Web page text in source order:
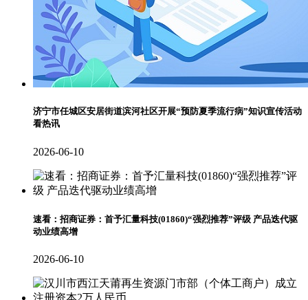
济宁市任城区安居街道滨河社区开展“预防夏季流行病”知识宣传活动
看热讯
2026-06-10
速看：招商证券：首予汇量科技(01860)“强烈推荐”评级 产品迭代驱
动业绩高增
2026-06-10